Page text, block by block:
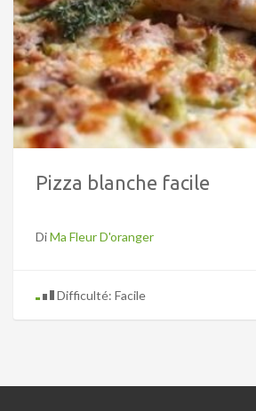
Pizza blanche facile
DiMa Fleur D'oranger
Difficulté: Facile